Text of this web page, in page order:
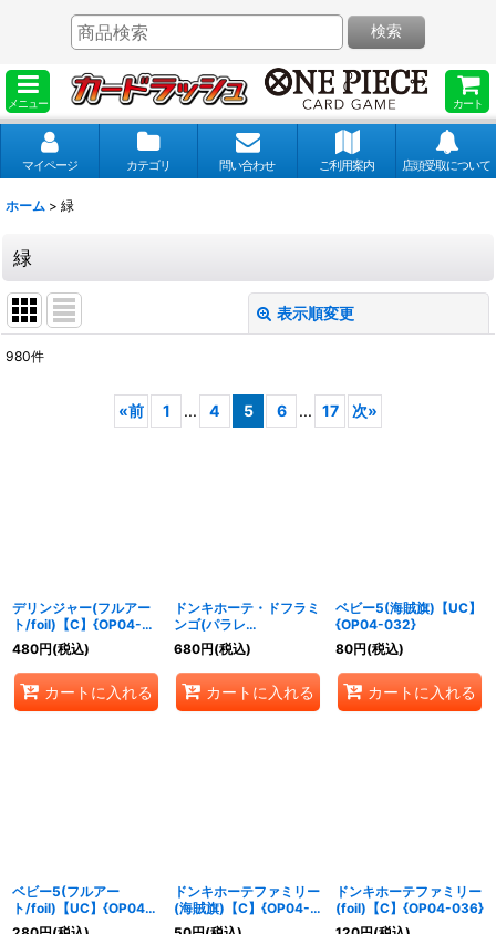
メニュー カート
検索
マイページ カテゴリ 問い合わせ ご利用案内 店頭受取について
ホーム > 緑
緑
表示順変更
980件
«前 1 ... 4 5 6 ... 17 次»
デリンジャー(フルアー
ト/foil)【C】{OP04-
029}
480円(税込)
カートに入れる
ドンキホーテ・ドフラミ
ンゴ(パラレ
ル/illust:Akira EGAWA)
【SR/P】{OP04-031}
680円(税込)
カートに入れる
ベビー5(海賊旗)【UC】
{OP04-032}
80円(税込)
カートに入れる
ベビー5(フルアー
ト/foil)【UC】{OP04-
032}
ドンキホーテファミリー
(海賊旗)【C】{OP04-
036}
ドンキホーテファミリー
(foil)【C】{OP04-036}